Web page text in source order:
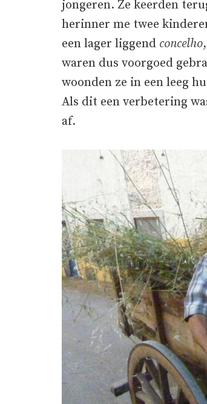
jongeren. Ze keerden
herinner me twee
een lager liggend concelho
waren dus voorgoed
woonden ze in een leeg
Als dit een verbetering
af.